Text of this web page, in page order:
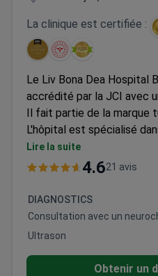
La clinique est certifiée :
Le Liv Bona Dea Hospital
accrédité par la JCI avec
Il fait partie de la marque
L'hôpital est spécialisé
chirurgie plastique, la
de santé.
Détient les titres de
chirurgie bariatrique et
patients pour les bilans
Lire la suite
4.621 avis
DIAGNOSTICS
Consultation avec un
Ultrason
Obtenir un